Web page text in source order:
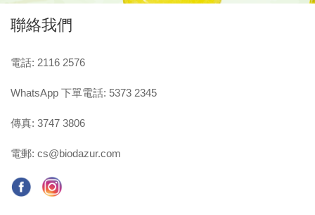
聯絡我們
電話: 2116 2576
WhatsApp 下單電話: 5373 2345
傳真: 3747 3806
電郵: cs@biodazur.com